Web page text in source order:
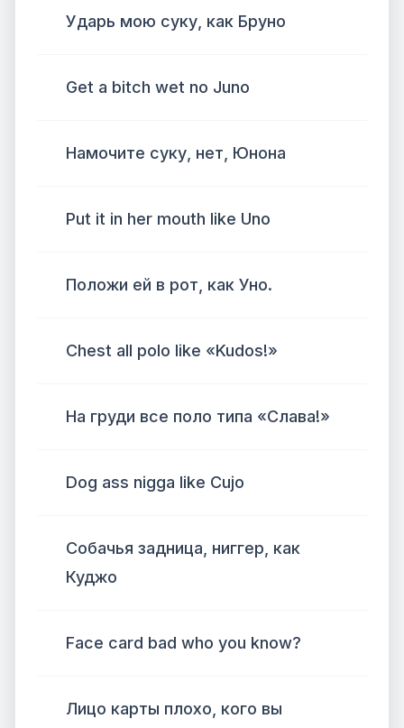
Ударь мою суку, как Бруно
Get a bitch wet no Juno
Намочите суку, нет, Юнона
Put it in her mouth like Uno
Положи ей в рот, как Уно.
Chest all polo like «Kudos!»
На груди все поло типа «Слава!»
Dog ass nigga like Cujo
Собачья задница, ниггер, как
Куджо
Face card bad who you know?
Лицо карты плохо, кого вы